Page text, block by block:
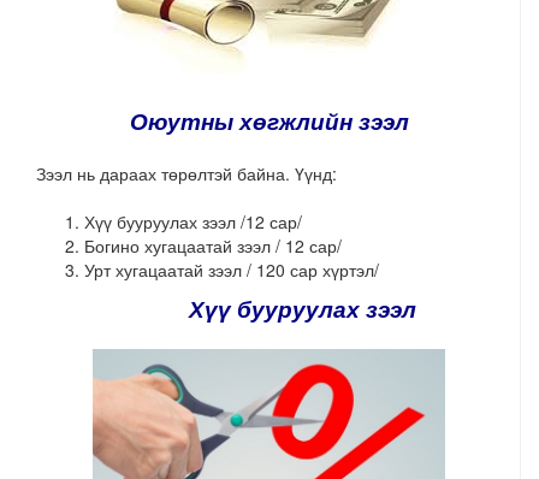
Оюутны хөгжлийн зээл
Зээл нь дараах төрөлтэй байна. Үүнд:
Хүү бууруулах зээл /12 сар/
Богино хугацаатай зээл / 12 сар/
Урт хугацаатай зээл / 120 сар хүртэл/
Хүү бууруулах зээл